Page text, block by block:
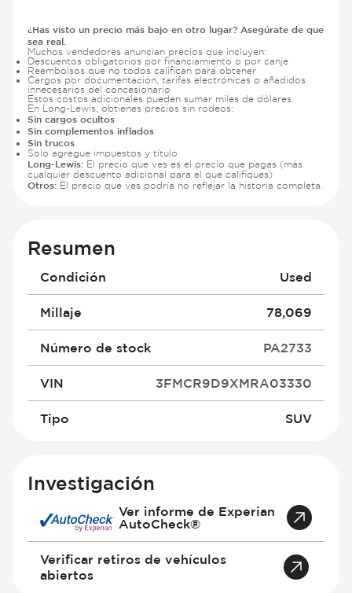
¿Has visto un precio más bajo en otro lugar? Asegúrate de que
sea real.
Muchos vendedores anuncian precios que incluyen:
Descuentos obligatorios por financiamiento o por canje
Reembolsos que no todos califican para obtener
Cargos por documentación, tarifas electrónicas o añadidos
innecesarios del concesionario
Estos costos adicionales pueden sumar miles de dólares.
En Long-Lewis, obtienes precios sin rodeos:
Sin cargos ocultos
Sin complementos inflados
Sin trucos
Solo agregue impuestos y título
Long-Lewis: El precio que ves es el precio que pagas (más
cualquier descuento adicional para el que califiques)
Otros: El precio que ves podría no reflejar la historia completa.
Resumen
Condición Used
Millaje 78,069
Número de stock PA2733
VIN 3FMCR9D9XMRA03330
Tipo SUV
Investigación
Ver informe de Experian
AutoCheck®
Verificar retiros de vehículos
abiertos